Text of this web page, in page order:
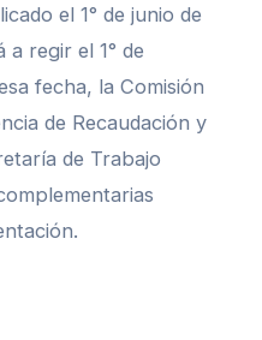
el 1° de junio de
a regir el 1° de
fecha, la Comisión
de Recaudación y
de Trabajo